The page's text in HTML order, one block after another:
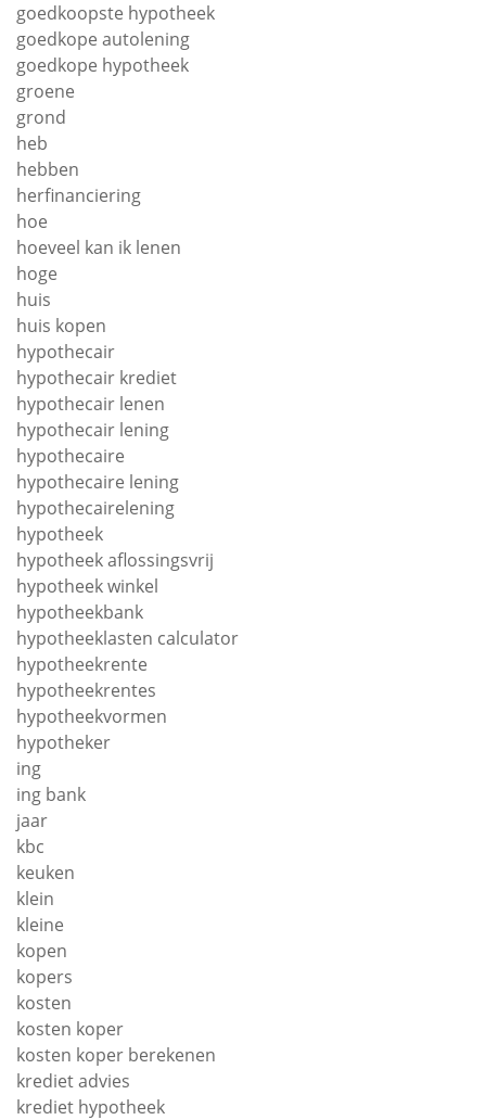
goedkoopste hypotheek
goedkope autolening
goedkope hypotheek
groene
grond
heb
hebben
herfinanciering
hoe
hoeveel kan ik lenen
hoge
huis
huis kopen
hypothecair
hypothecair krediet
hypothecair lenen
hypothecair lening
hypothecaire
hypothecaire lening
hypothecairelening
hypotheek
hypotheek aflossingsvrij
hypotheek winkel
hypotheekbank
hypotheeklasten calculator
hypotheekrente
hypotheekrentes
hypotheekvormen
hypotheker
ing
ing bank
jaar
kbc
keuken
klein
kleine
kopen
kopers
kosten
kosten koper
kosten koper berekenen
krediet advies
krediet hypotheek